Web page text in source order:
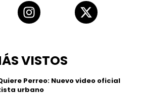
VISTOS
Perreo: Nuevo video oficial
urbano